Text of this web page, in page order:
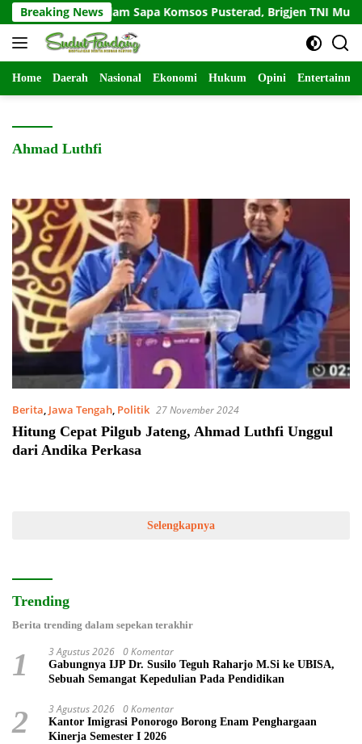
Langsung
ke
konten
Breaking NewsSalam Sapa Komsos Pusterad, Brigjen TNI Mukhlis
Home Daerah Nasional Ekonomi Hukum Opini
Ahmad Luthfi
Berita, Jawa Tengah, Politik 27 November 2024
Hitung Cepat Pilgub Jateng, Ahmad Luthfi Unggul
dari Andika Perkasa
Selengkapnya
Trending
Berita trending dalam sepekan terakhir
1 3 Agustus 2026 0 Komentar
Gabungnya IJP Dr. Susilo Teguh Raharjo M.Si ke UBISA,
Sebuah Semangat Kepedulian Pada Pendidikan
2 3 Agustus 2026 0 Komentar
Kantor Imigrasi Ponorogo Borong Enam Penghargaan
Kinerja Semester I 2026